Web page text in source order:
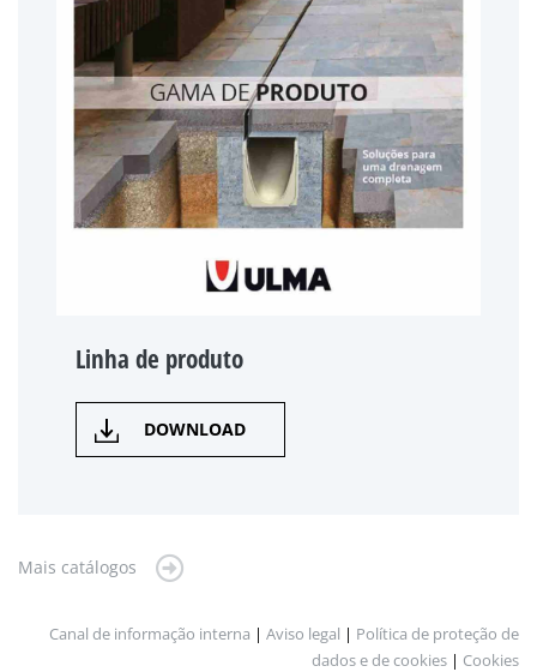
Linha de produto
DOWNLOAD
Mais catálogos
Canal de informação interna | Aviso legal | Política de proteção de
dados e de cookies | Cookies